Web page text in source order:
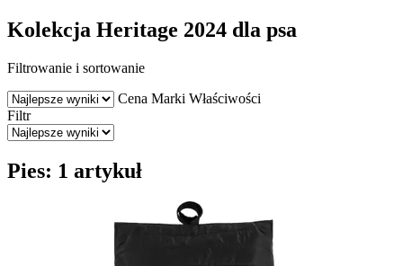
Kolekcja Heritage 2024 dla psa
Filtrowanie i sortowanie
Cena Marki Właściwości
Filtr
Pies: 1 artykuł